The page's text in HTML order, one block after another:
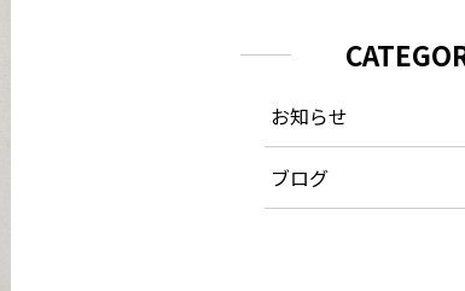
お知らせ
ブログ